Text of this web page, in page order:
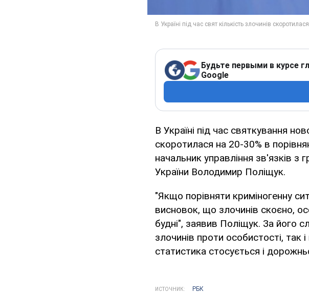
Будьте первыми в курсе
Google
В Україні під час святкування
скоротилася на 20-30% в
начальник управління зв'язків з
України Володимир Поліщук.
"Якщо порівняти криміногенну
висновок, що злочинів скоєно,
будні", заявив Поліщук. За його
злочинів проти особистості,
статистика стосується і
ИСТОЧНИК: РБК